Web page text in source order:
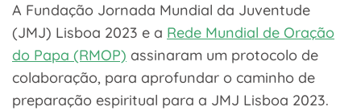
A Fundação Jornada Mundial da Juventude
(JMJ) Lisboa 2023 e a Rede Mundial de Oração
do Papa (RMOP) assinaram um protocolo de
colaboração, para aprofundar o caminho de
preparação espiritual para a JMJ Lisboa 2023.